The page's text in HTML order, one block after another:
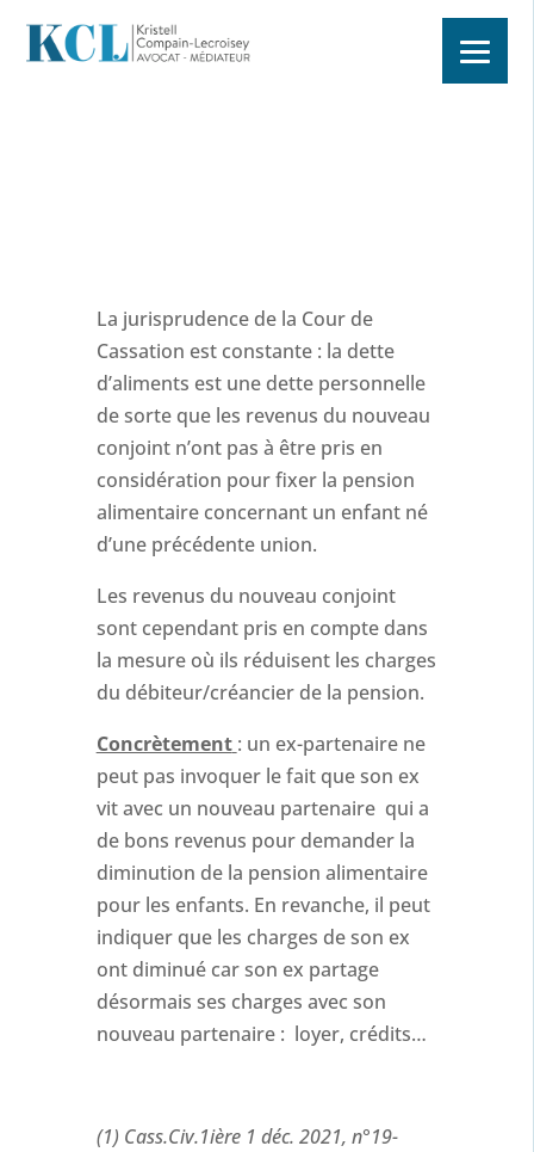
La jurisprudence de la Cour de
Cassation est constante : la dette
d’aliments est une dette personnelle
de sorte que les revenus du nouveau
conjoint n’ont pas à être pris en
considération pour fixer la pension
alimentaire concernant un enfant né
d’une précédente union.
Les revenus du nouveau conjoint
sont cependant pris en compte dans
la mesure où ils réduisent les charges
du débiteur/créancier de la pension.
Concrètement : un ex-partenaire ne
peut pas invoquer le fait que son ex
vit avec un nouveau partenaire qui a
de bons revenus pour demander la
diminution de la pension alimentaire
pour les enfants. En revanche, il peut
indiquer que les charges de son ex
ont diminué car son ex partage
désormais ses charges avec son
nouveau partenaire : loyer, crédits…
(1) Cass.Civ.1ière 1 déc. 2021, n°19-